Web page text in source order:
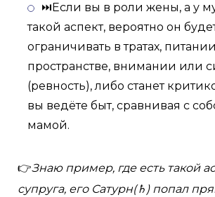
⏭Если вы в роли жены, а у
такой аспект, вероятно он
ограничивать в тратах,
пространстве, внимании или
(ревность), либо станет
вы ведёте быт, сравнивая с
мамой.
👉Знаю пример, где есть такой
супруга, его Сатурн(♄) попал